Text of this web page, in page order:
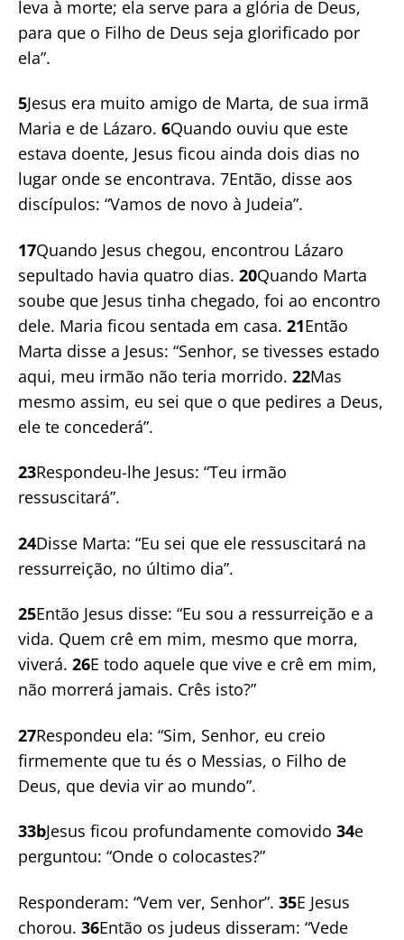
leva à morte; ela serve para a glória de Deus,
para que o Filho de Deus seja glorificado por
ela”.
5Jesus era muito amigo de Marta, de sua irmã
Maria e de Lázaro. 6Quando ouviu que este
estava doente, Jesus ficou ainda dois dias no
lugar onde se encontrava. 7Então, disse aos
discípulos: “Vamos de novo à Judeia”.
17Quando Jesus chegou, encontrou Lázaro
sepultado havia quatro dias. 20Quando Marta
soube que Jesus tinha chegado, foi ao encontro
dele. Maria ficou sentada em casa. 21Então
Marta disse a Jesus: “Senhor, se tivesses estado
aqui, meu irmão não teria morrido. 22Mas
mesmo assim, eu sei que o que pedires a Deus,
ele te concederá”.
23Respondeu-lhe Jesus: “Teu irmão
ressuscitará”.
24Disse Marta: “Eu sei que ele ressuscitará na
ressurreição, no último dia”.
25Então Jesus disse: “Eu sou a ressurreição e a
vida. Quem crê em mim, mesmo que morra,
viverá. 26E todo aquele que vive e crê em mim,
não morrerá jamais. Crês isto?”
27Respondeu ela: “Sim, Senhor, eu creio
firmemente que tu és o Messias, o Filho de
Deus, que devia vir ao mundo”.
33bJesus ficou profundamente comovido 34e
perguntou: “Onde o colocastes?”
Responderam: “Vem ver, Senhor”. 35E Jesus
chorou. 36Então os judeus disseram: “Vede